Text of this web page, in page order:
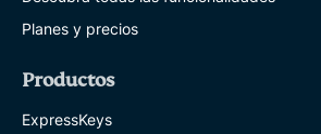
Planes y precios
Productos
ExpressKeys